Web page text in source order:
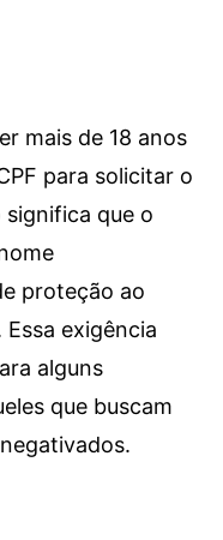
mais de 18 anos
para solicitar o
que o
proteção ao
exigência
alguns
que buscam